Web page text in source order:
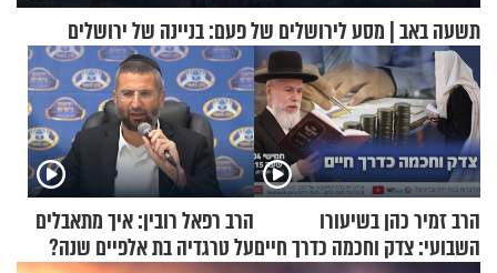
תשעה באב | מסע לירושלים של פעם: בניינה של ירושלים
הרב זמיר כהן בשיעורו
השבועי: צדק וחכמה כדרך חיים
הרב רפאל רובין: איך מתאבלים
על טרגדיה בת אלפיים שנה?